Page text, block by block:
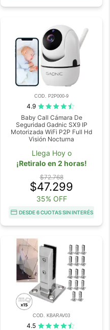
COD. P2P000-9
4.9
Baby Call Cámara De
Seguridad Gadnic SX9 IP
Motorizada WiFi P2P Full Hd
Visión Nocturna
Llega Hoy o
¡Retiralo en 2 horas!
$72.768
$47.299
35% OFF
DESDE 6 CUOTAS SIN INTERÉS
COD. KBARAV03
4.5